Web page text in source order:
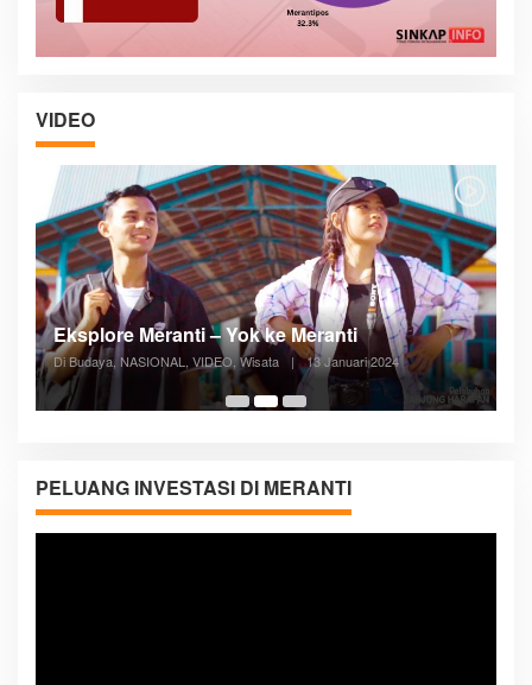
VIDEO
05:08
Posyandu Melayani Semua Siklus Hidup
Di ADVERTORIAL, Kesehatan, VIDEO 27 Desember 2023
PELUANG INVESTASI DI MERANTI
Pemutar